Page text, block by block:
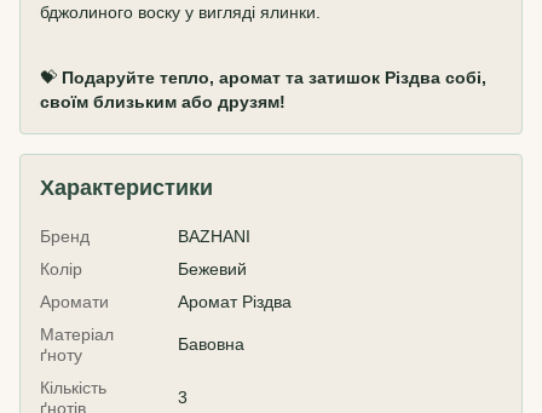
бджолиного воску у вигляді ялинки.
💝 Подаруйте тепло, аромат та затишок Різдва собі,
своїм близьким або друзям!
Характеристики
Бренд
BAZHANI
Колір
Бежевий
Аромати
Аромат Різдва
Матеріал
ґноту
Бавовна
Кількість
ґнотів
3